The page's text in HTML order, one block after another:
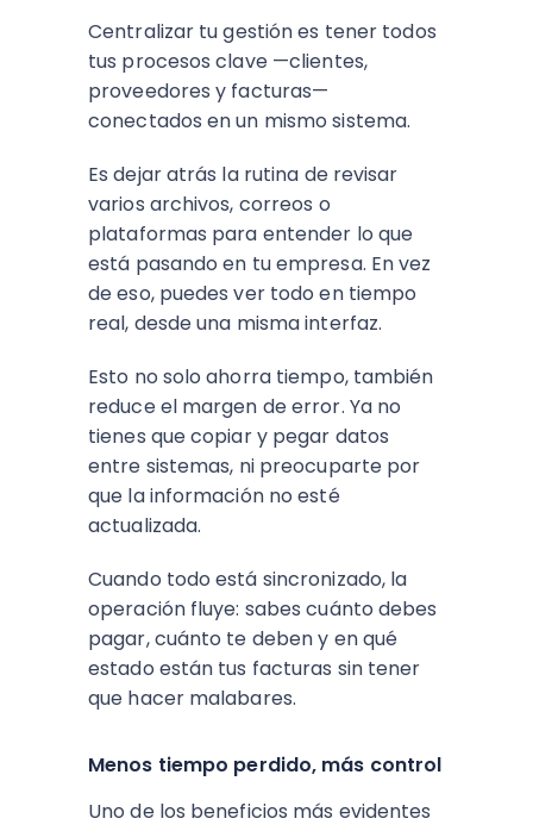
Centralizar tu gestión es tener todos
tus procesos clave —clientes,
proveedores y facturas—
conectados en un mismo sistema.
Es dejar atrás la rutina de revisar
varios archivos, correos o
plataformas para entender lo que
está pasando en tu empresa. En vez
de eso, puedes ver todo en tiempo
real, desde una misma interfaz.
Esto no solo ahorra tiempo, también
reduce el margen de error. Ya no
tienes que copiar y pegar datos
entre sistemas, ni preocuparte por
que la información no esté
actualizada.
Cuando todo está sincronizado, la
operación fluye: sabes cuánto debes
pagar, cuánto te deben y en qué
estado están tus facturas sin tener
que hacer malabares.
Menos tiempo perdido, más control
Uno de los beneficios más evidentes